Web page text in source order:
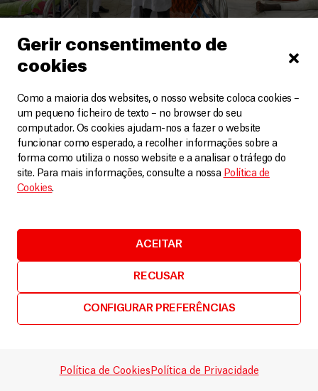
Gerir consentimento de
cookies
Como a maioria dos websites, o nosso website coloca cookies –
um pequeno ficheiro de texto – no browser do seu
computador. Os cookies ajudam-nos a fazer o website
funcionar como esperado, a recolher informações sobre a
forma como utiliza o nosso website e a analisar o tráfego do
site. Para mais informações, consulte a nossa Política de
Cookies.
ACEITAR
RECUSAR
CONFIGURAR PREFERÊNCIAS
Política de Cookies Política de Privacidade
Impactos mentais e físicos de uma década de
conflito nos Camarões
Artigos 6 Janeiro, 2026
LEIA MAIS